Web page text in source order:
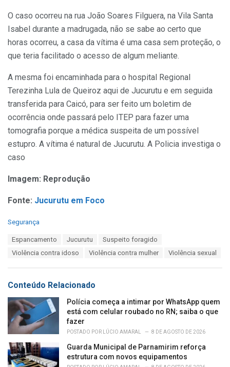
O caso ocorreu na rua João Soares Filguera, na Vila Santa
Isabel durante a madrugada, não se sabe ao certo que
horas ocorreu, a casa da vítima é uma casa sem proteção, o
que teria facilitado o acesso de algum meliante.
A mesma foi encaminhada para o hospital Regional
Terezinha Lula de Queiroz aqui de Jucurutu e em seguida
transferida para Caicó, para ser feito um boletim de
ocorrência onde passará pelo ITEP para fazer uma
tomografia porque a médica suspeita de um possível
estupro. A vítima é natural de Jucurutu. A Policia investiga o
caso
Imagem: Reprodução
Fonte: Jucurutu em Foco
C
i
e
s
Segurança
Espancamento Jucurutu
Suspeito foragido
Violência contra idoso
Violência contra mulher Violência sexual
Conteúdo Relacionado
Polícia começa a intimar por WhatsApp quem
está com celular roubado no RN; saiba o que
fazer
POSTADO POR LÚCIO AMARAL 8 DE AGOSTO DE 2026
Guarda Municipal de Parnamirim reforça
estrutura com novos equipamentos